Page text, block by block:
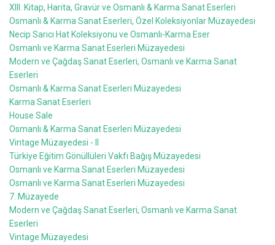
XIII. Kitap, Harita, Gravür ve Osmanlı & Karma Sanat Eserleri
Osmanlı & Karma Sanat Eserleri, Özel Koleksiyonlar Müzayedesi
Necip Sarıcı Hat Koleksiyonu ve Osmanlı-Karma Eser
Osmanlı ve Karma Sanat Eserleri Müzayedesi
Modern ve Çağdaş Sanat Eserleri, Osmanlı ve Karma Sanat
Eserleri
Osmanlı & Karma Sanat Eserleri Müzayedesi
Karma Sanat Eserleri
House Sale
Osmanlı & Karma Sanat Eserleri Müzayedesi
Vintage Müzayedesi - II
Türkiye Eğitim Gönüllüleri Vakfı Bağış Müzayedesi
Osmanlı ve Karma Sanat Eserleri Müzayedesi
Osmanlı ve Karma Sanat Eserleri Müzayedesi
7. Müzayede
Modern ve Çağdaş Sanat Eserleri, Osmanlı ve Karma Sanat
Eserleri
Vintage Müzayedesi